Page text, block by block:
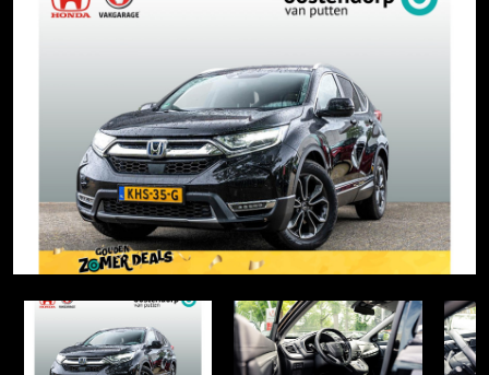
Item
Item